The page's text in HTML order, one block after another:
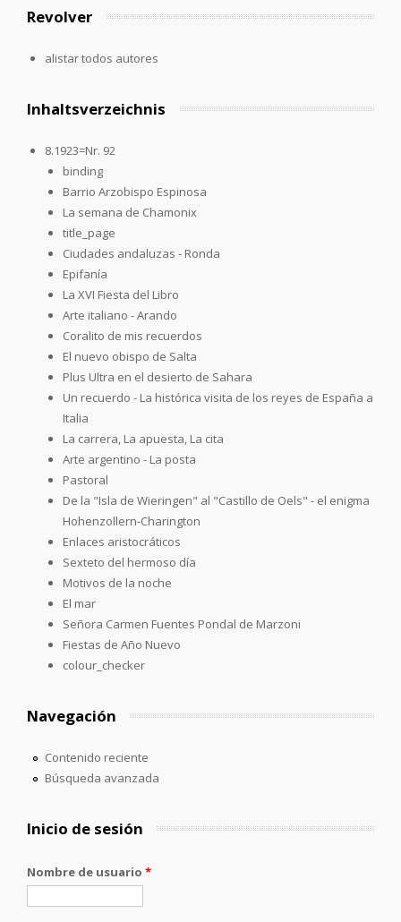
Revolver
alistar todos autores
Inhaltsverzeichnis
8.1923=Nr. 92
binding
Barrio Arzobispo Espinosa
La semana de Chamonix
title_page
Ciudades andaluzas - Ronda
Epifanía
La XVI Fiesta del Libro
Arte italiano - Arando
Coralito de mis recuerdos
El nuevo obispo de Salta
Plus Ultra en el desierto de Sahara
Un recuerdo - La histórica visita de los reyes de España a
Italia
La carrera, La apuesta, La cita
Arte argentino - La posta
Pastoral
De la "Isla de Wieringen" al "Castillo de Oels" - el enigma
Hohenzollern-Charington
Enlaces aristocráticos
Sexteto del hermoso día
Motivos de la noche
El mar
Señora Carmen Fuentes Pondal de Marzoni
Fiestas de Año Nuevo
colour_checker
Navegación
Contenido reciente
Búsqueda avanzada
Inicio de sesión
Nombre de usuario *